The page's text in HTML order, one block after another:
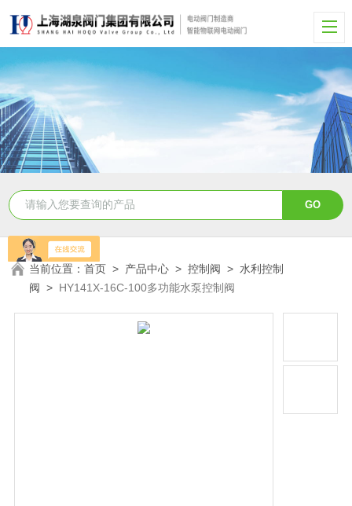
当前位置：首页 > 产品中心 >控制阀 > 水利控制
阀 > HY141X-16C-100多功能水泵控制阀